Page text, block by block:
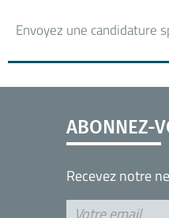
Envoyez une candidature
ABONNEZ-
Recevez notre